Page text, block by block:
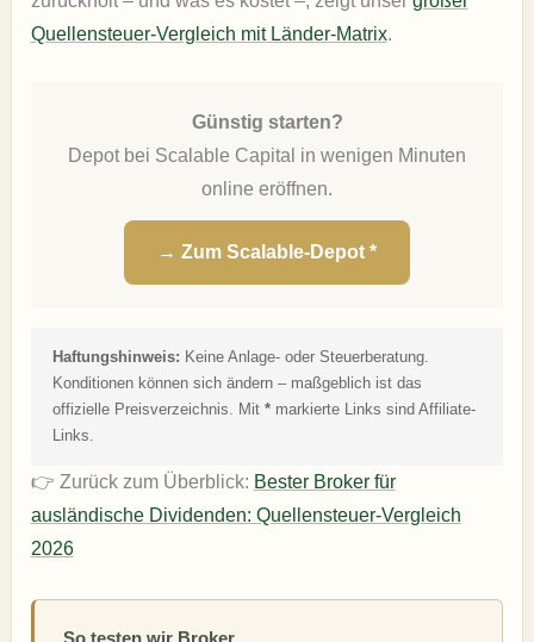
Quellensteuer-Vergleich mit Länder-Matrix.
Günstig starten?
Depot bei Scalable Capital in wenigen Minuten
online eröffnen.
→ Zum Scalable-Depot *
Haftungshinweis: Keine Anlage- oder Steuerberatung.
Konditionen können sich ändern – maßgeblich ist das
offizielle Preisverzeichnis. Mit *markierte Links sind Affiliate-
Links.
👉 Zurück zum Überblick: Bester Broker für
ausländische Dividenden: Quellensteuer-Vergleich
2026